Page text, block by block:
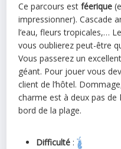
Ce parcours estféerique
impressionner). Cascade
l’eau, fleurs tropicales,…
vous oublierez peut-être
Vous passerez un
géant. Pour jouer vous
client de l’hôtel.
charme est à deux pas de
bord de la plage.
Difficulté :